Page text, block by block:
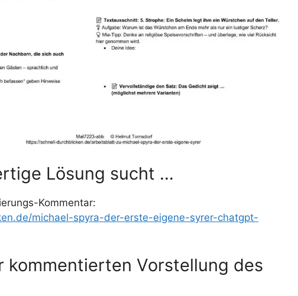
Lösung sucht …
Kommentar:
michael-spyra-der-erste-eigene-syrer-chatgpt-
kommentierten Vorstellung des